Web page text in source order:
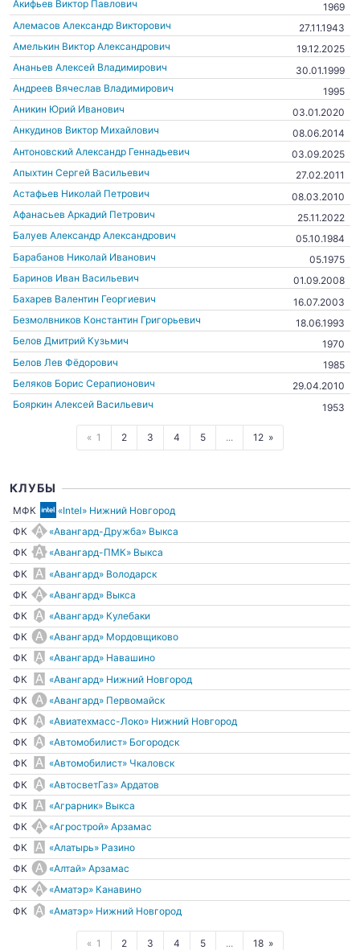
Акифьев Виктор Павлович
1969
Алемасов Александр Викторович
27.11.1943
Амелькин Виктор Александрович
19.12.2025
Ананьев Алексей Владимирович
30.01.1999
Андреев Вячеслав Владимирович
1995
Аникин Юрий Иванович
03.01.2020
Анкудинов Виктор Михайлович
08.06.2014
Антоновский Александр Геннадьевич
03.09.2025
Апыхтин Сергей Васильевич
27.02.2011
Астафьев Николай Петрович
08.03.2010
Афанасьев Аркадий Петрович
25.11.2022
Балуев Александр Александрович
05.10.1984
Барабанов Николай Иванович
05.1975
Баринов Иван Васильевич
01.09.2008
Бахарев Валентин Георгиевич
16.07.2003
Безмолвников Константин Григорьевич
18.06.1993
Белов Дмитрий Кузьмич
1970
Белов Лев Фёдорович
1985
Беляков Борис Серапионович
29.04.2010
Бояркин Алексей Васильевич
1953
1 2 3 4 5 ... 12
КЛУБЫ
МФК
«Intel» Нижний Новгород
ФК
«Авангард-Дружба» Выкса
ФК
«Авангард-ПМК» Выкса
ФК
«Авангард» Володарск
ФК
«Авангард» Выкса
ФК
«Авангард» Кулебаки
ФК
«Авангард» Мордовщиково
ФК
«Авангард» Навашино
ФК
«Авангард» Нижний Новгород
ФК
«Авангард» Первомайск
ФК
«Авиатехмасс-Локо» Нижний Новгород
ФК
«Автомобилист» Богородск
ФК
«Автомобилист» Чкаловск
ФК
«АвтосветГаз» Ардатов
ФК
«Аграрник» Выкса
ФК
«Агрострой» Арзамас
ФК
«Алатырь» Разино
ФК
«Алтай» Арзамас
ФК
«Аматэр» Канавино
ФК
«Аматэр» Нижний Новгород
1 2 3 4 5 ... 18